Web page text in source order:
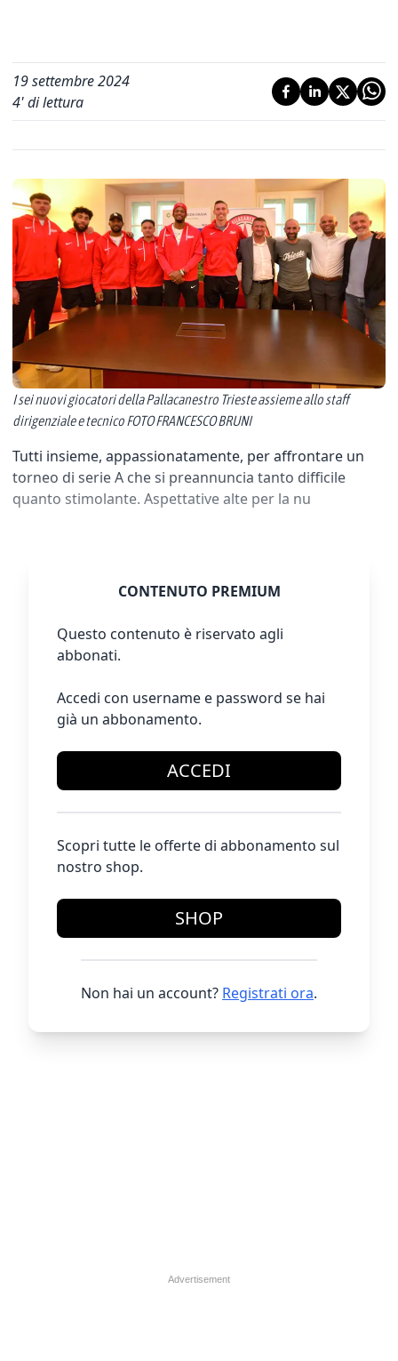
19 settembre 2024
4' di lettura
I sei nuovi giocatori della Pallacanestro Trieste assieme allo staff
dirigenziale e tecnico FOTO FRANCESCO BRUNI
Tutti insieme, appassionatamente, per affrontare un
torneo di serie A che si preannuncia tanto difficile
quanto stimolante. Aspettative alte per la nu
CONTENUTO PREMIUM
Questo contenuto è riservato agli
abbonati.
Accedi con username e password se hai
già un abbonamento.
ACCEDI
Scopri tutte le offerte di abbonamento sul
nostro shop.
SHOP
Non hai un account? Registrati ora.